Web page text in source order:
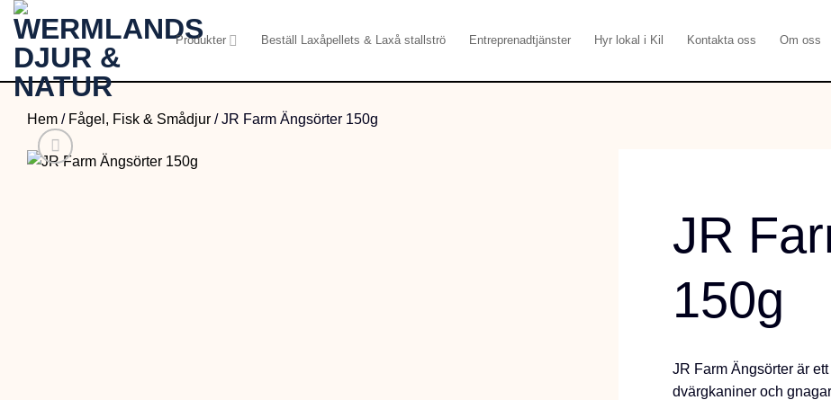
Skip
content
Produkter Beställ Laxåpellets & Laxå stallströ Entreprenadtjänster Hyr lokal i Kil Kontakta oss Om oss
Hem / Fågel, Fisk & Smådjur /JR Farm Ängsörter 150g
JR
150g
JR Farm Ängsörter är
dvärgkaniner och